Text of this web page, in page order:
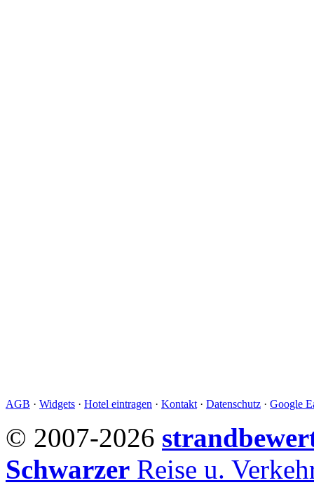
AGB · Widgets · Hotel eintragen · Kontakt · Datenschutz · Google
© 2007-2026
Schwarzer Reise u.